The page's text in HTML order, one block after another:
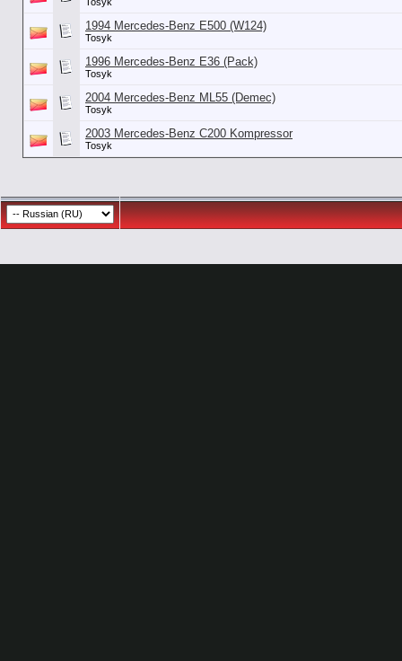
1994 Mercedes-Benz E500 (W124)
Tosyk
1996 Mercedes-Benz E36 (Pack)
Tosyk
2004 Mercedes-Benz ML55 (Demec)
Tosyk
2003 Mercedes-Benz C200 Kompressor
Tosyk